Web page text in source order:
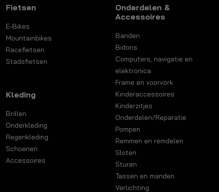
Fietsen
E-Bikes
Mountainbikes
Racefietsen
Stadsfietsen
Kleding
Brillen
Onderkleding
Regenkleding
Schoenen
Accessoires
Onderdelen &
Accessoires
Banden
Bidons
Computers, navigatie en
elektronica
Frame en voorvork
Kinderaccessoires
Kinderzitjes
Onderdelen/Reparatie
Pompen
Remmen en remdelen
Sloten
Sturen
Tassen en manden
Verlichting